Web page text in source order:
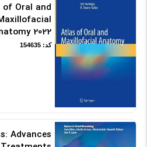
Oral and
2022
کد: 154635
Advances